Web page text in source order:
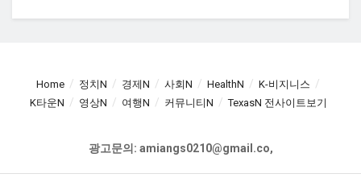
Home 정치N 경제N 사회N HealthN
K-비지니스
K타운N
영상N 여행N 커뮤니티N TexasN 전사이트보기
광고문의: amiangs0210@gmail.co,